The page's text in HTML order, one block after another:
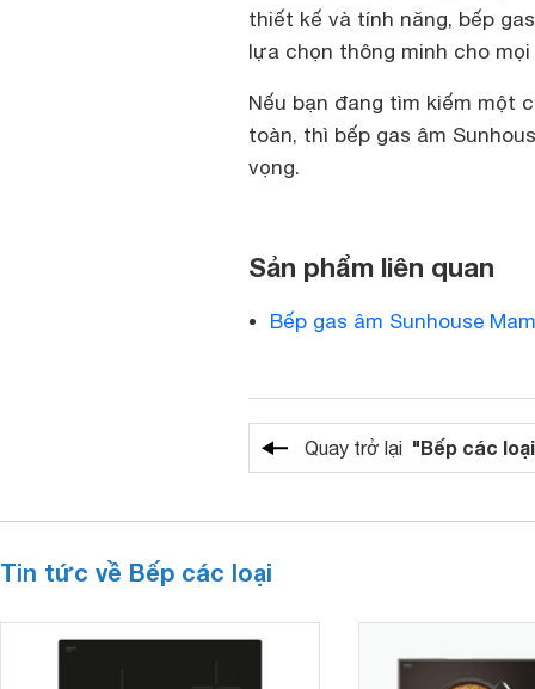
thiết kế và tính năng, bếp
lựa chọn thông minh cho mọi
Nếu bạn đang tìm kiếm một
toàn, thì bếp gas âm
vọng.
Sản phẩm liên quan
Bếp gas âm Sunhouse
Quay trở lại "Bếp các
Tin tức về Bếp các loại